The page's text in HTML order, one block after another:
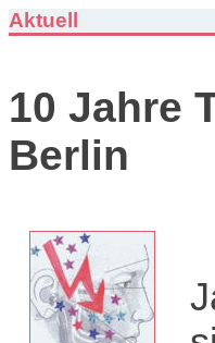
Aktuell
10 Jahre
Berlin